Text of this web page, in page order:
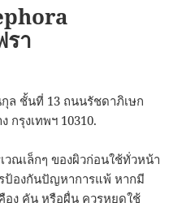
า
ล ชั้นที่ 13 ถนนรัชดาภิเษก
กรุงเทพฯ 10310.
ณเล็กๆ ของผิวก่อนใช้ทั่วหน้า
ป้องกันปัญหาการแพ้ หากมี
อง คัน หรือผื่น ควรหยุดใช้